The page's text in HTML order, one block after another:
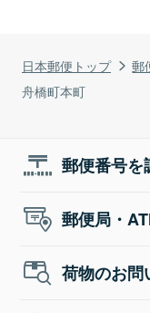
日本郵便トップ 郵
舟橋町本町
郵便番号を
郵便局・
荷物のお問